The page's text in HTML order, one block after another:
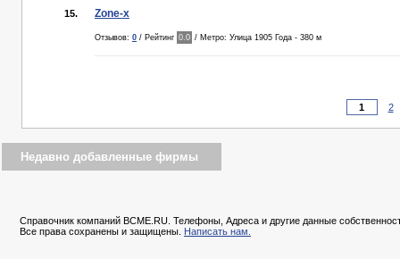
15. Zone-x
Отзывов: 0 / Рейтинг 0.0 / Метро: Улица 1905 Года - 380 м
2
Недавно добавленные фирмы
Справочник компаний BCME.RU. Телефоны, Адреса и другие данные
Все права сохранены и защищены. Написать нам.